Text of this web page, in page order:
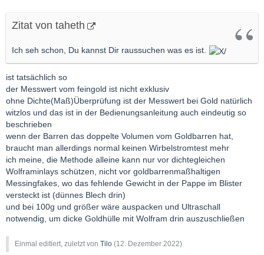
Zitat von taheth
Ich seh schon, Du kannst Dir raussuchen was es ist.
ist tatsächlich so
der Messwert vom feingold ist nicht exklusiv
ohne Dichte(Maß)Überprüfung ist der Messwert bei Gold natürlich
witzlos und das ist in der Bedienungsanleitung auch eindeutig so
beschrieben
wenn der Barren das doppelte Volumen vom Goldbarren hat,
braucht man allerdings normal keinen Wirbelstromtest mehr
ich meine, die Methode alleine kann nur vor dichtegleichen
Wolframinlays schützen, nicht vor goldbarrenmaßhaltigen
Messingfakes, wo das fehlende Gewicht in der Pappe im Blister
versteckt ist (dünnes Blech drin)
und bei 100g und größer wäre auspacken und Ultraschall
notwendig, um dicke Goldhülle mit Wolfram drin auszuschließen
Einmal editiert, zuletzt von Tilo (12. Dezember 2022)